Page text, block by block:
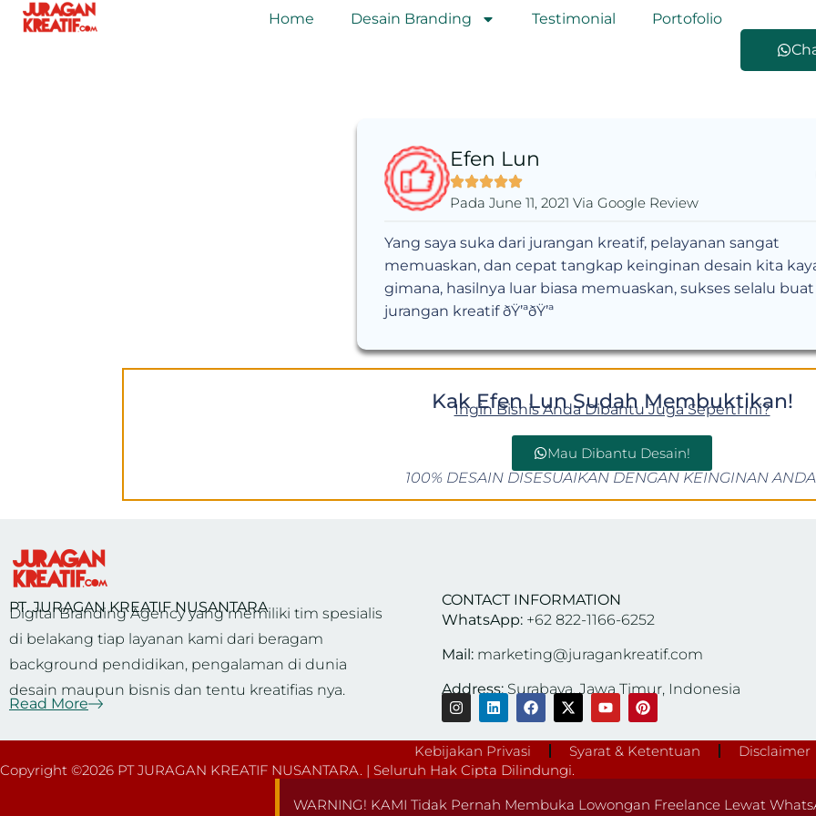
Home Desain Branding Testimonial
Portofolio
Efen Lun
Pada June 11, 2021 Via Google Review
Yang saya suka dari jurangan kreatif, pelayanan sangat
memuaskan, dan cepat tangkap keinginan desain kita
gimana, hasilnya luar biasa memuaskan, sukses selalu buat
jurangan kreatif ðŸ’ªðŸ’ª
Kak Efen Lun Sudah Membuktikan!
Ingin Bisnis Anda Dibantu Juga Seperti Ini?
Mau Dibantu Desain!
100% DESAIN DISESUAIKAN DENGAN KEINGINAN
PT. JURAGAN KREATIF NUSANTARA
Digital Branding Agency yang memiliki tim spesialis
di belakang tiap layanan kami dari beragam
background pendidikan, pengalaman di dunia
desain maupun bisnis dan tentu kreatifias nya.
Read More
CONTACT INFORMATION
WhatsApp: +62 822-1166-6252
Mail: marketing@juragankreatif.com
Address: Surabaya, Jawa Timur, Indonesia
Kebijakan Privasi Syarat & Ketentuan
Disclaimer
Copyright ©2026 PT JURAGAN KREATIF NUSANTARA. | Seluruh Hak Cipta Dilindungi.
WARNING! KAMI Tidak Pernah Membuka Lowongan Freelance Lewat